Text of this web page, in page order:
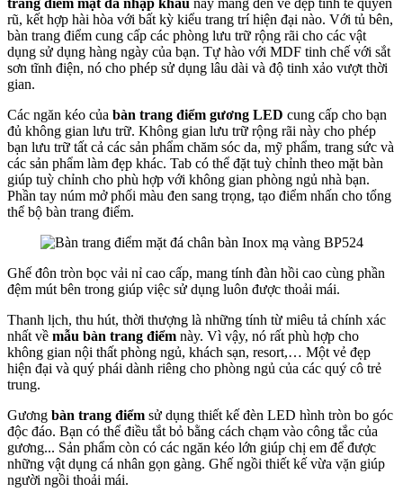
rũ, kết hợp hài hòa với bất kỳ kiểu trang trí hiện đại nào. Với tủ bên,
bàn trang điểm cung cấp các phòng lưu trữ rộng rãi cho các vật
dụng sử dụng hàng ngày của bạn. Tự hào với MDF tinh chế với sắt
sơn tĩnh điện, nó cho phép sử dụng lâu dài và độ tinh xảo vượt thời
gian.
Các ngăn kéo của bàn trang điểm gương LED cung cấp cho bạn
đủ không gian lưu trữ. Không gian lưu trữ rộng rãi này cho phép
bạn lưu trữ tất cả các sản phẩm chăm sóc da, mỹ phẩm, trang sức và
các sản phẩm làm đẹp khác. Tab có thể đặt tuỳ chỉnh theo mặt bàn
giúp tuỳ chỉnh cho phù hợp với không gian phòng ngủ nhà bạn.
Phần tay núm mở phối màu đen sang trọng, tạo điểm nhấn cho tổng
thể bộ bàn trang điểm.
Ghế đôn tròn bọc vải nỉ cao cấp, mang tính đàn hồi cao cùng phần
đệm mút bên trong giúp việc sử dụng luôn được thoải mái.
Thanh lịch, thu hút, thời thượng là những tính từ miêu tả chính xác
nhất về mẫu bàn trang điểm này. Vì vậy, nó rất phù hợp cho
không gian nội thất phòng ngủ, khách sạn, resort,… Một vẻ đẹp
hiện đại và quý phái dành riêng cho phòng ngủ của các quý cô trẻ
trung.
Gương bàn trang điểm sử dụng thiết kế đèn LED hình tròn bo góc
độc đáo. Bạn có thể điều tắt bỏ bằng cách chạm vào công tắc của
gương... Sản phẩm còn có các ngăn kéo lớn giúp chị em để được
những vật dụng cá nhân gọn gàng. Ghế ngồi thiết kế vừa vặn giúp
người ngồi thoải mái.